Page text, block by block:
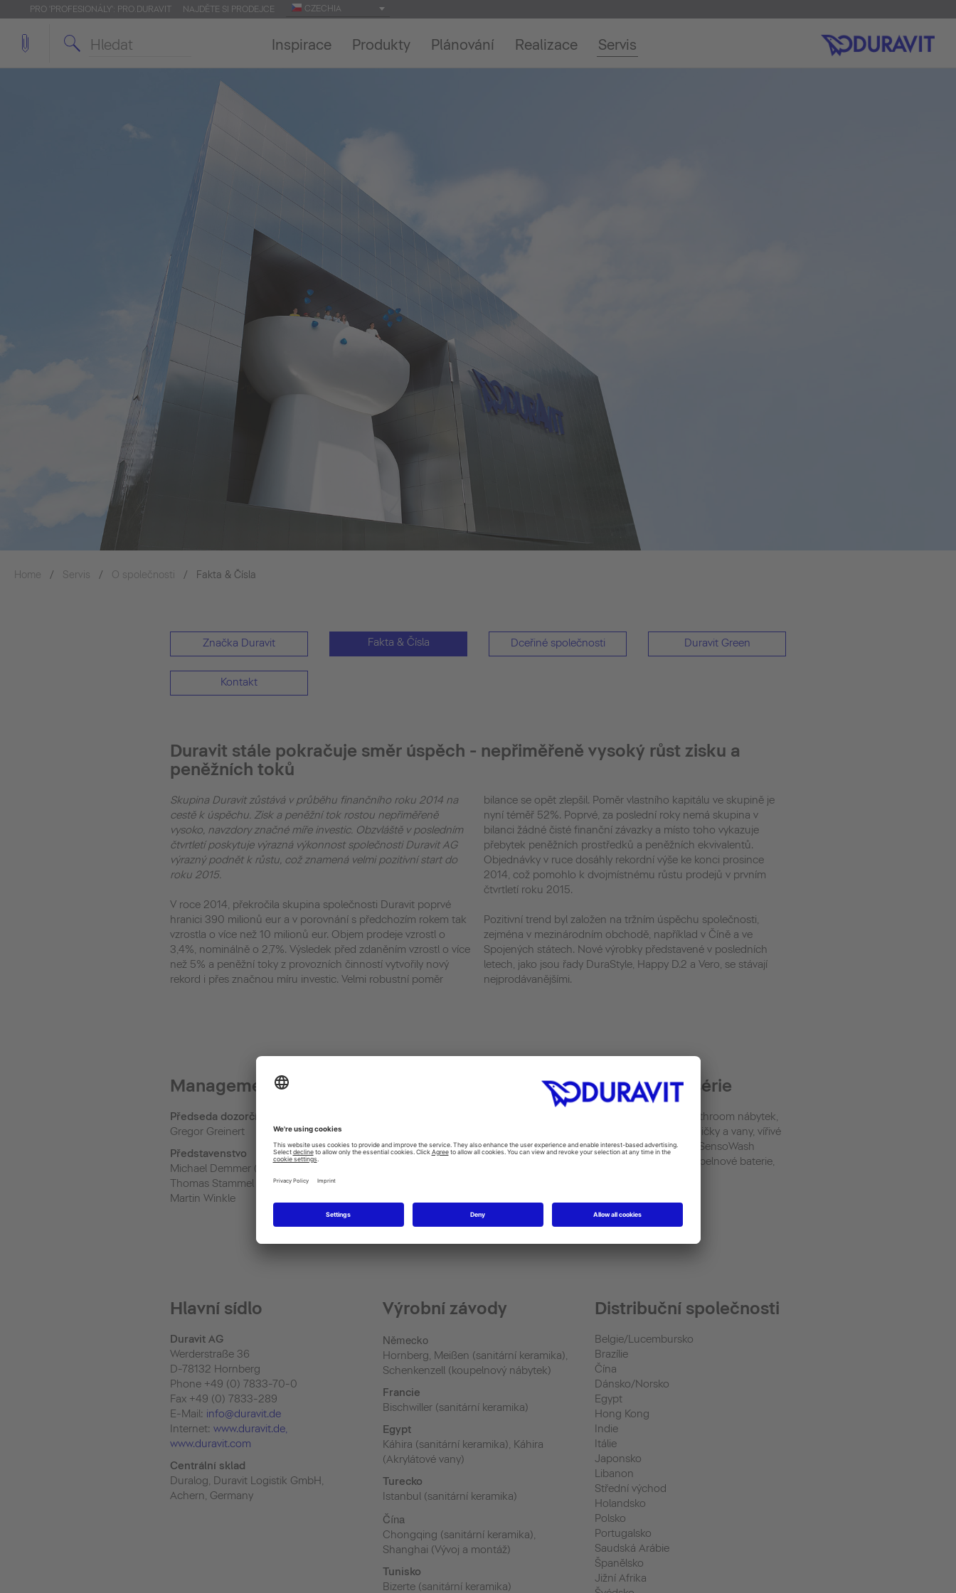
PRO 'PROFESIONÁLY': PRO.DURAVIT NAJDĚTE SI PRODEJCE CZECHIA
Inspirace Produkty Plánování Realizace Servis
Home Servis O společnosti Fakta & Čísla
Značka Duravit Fakta & Čísla Dceřiné společnosti Duravit Green
Kontakt
Duravit stále pokračuje směr úspěch - nepřiměřeně vysoký růst zisku a
peněžních toků
Skupina Duravit zůstává v průběhu finančního roku 2014 na
cestě k úspěchu. Zisk a peněžní tok rostou nepřiměřeně
vysoko, navzdory značné míře investic. Obzvláště v posledním
čtvrtletí poskytuje výrazná výkonnost společnosti Duravit AG
výrazný podnět k růstu, což znamená velmi pozitivní start do
roku 2015.
V roce 2014, překročila skupina společnosti Duravit poprvé
hranici 390 milionů eur a v porovnání s předchozím rokem tak
vzrostla o více než 10 milionů eur. Objem prodeje vzrostl o
3,4%, nominálně o 2,7%. Výsledek před zdaněním vzrostl o více
než 5% a peněžní toky z provozních činností vytvořily nový
rekord i přes značnou míru investic. Velmi robustní poměr
bilance se opět zlepšil. Poměr vlastního kapitálu ve skupině je
nyní téměř 52%. Poprvé, za poslední roky nemá skupina v
bilanci žádné čisté finanční závazky a místo toho vykazuje
přebytek peněžních prostředků a peněžních ekvivalentů.
Objednávky v ruce dosáhly rekordní výše ke konci prosince
2014, což pomohlo k dvojmístnému růstu prodejů v prvním
čtvrtletí roku 2015.
Pozitivní trend byl založen na tržním úspěchu společnosti,
zejména v mezinárodním obchodě, například v Číně a ve
Spojených státech. Nové výrobky představené v posledních
letech, jako jsou řady DuraStyle, Happy D.2 a Vero, se stávají
nejprodávanějšími.
Management
Předseda dozorčí rady
Gregor Greinert
Představenstvo
Michael Demmer (Board chairman)
Thomas Stammel
Martin Winkle
Založení
Produktové série
Sanitární keramika, bathroom nábytek,
doplňky, sprchové vaničky a vany, vířivé
a well-being systémy, SensoWash
bidetová sedátka, koupelnové baterie,
Hlavní sídlo
Duravit AG
Werderstraße 36
D-78132 Hornberg
Phone +49 (0) 7833-70-0
Fax +49 (0) 7833-289
E-Mail: info@duravit.de
Internet: www.duravit.de,
www.duravit.com
Centrální sklad
Duralog, Duravit Logistik GmbH,
Achern, Germany
Výrobní závody
Německo
Hornberg, Meißen (sanitární keramika),
Schenkenzell (koupelnový nábytek)
Francie
Bischwiller (sanitární keramika)
Egypt
Káhira (sanitární keramika), Káhira
(Akrylátové vany)
Turecko
Istanbul (sanitární keramika)
Čína
Chongqing (sanitární keramika),
Shanghai (Vývoj a montáž)
Tunisko
Bizerte (sanitární keramika)
Distribuční společnosti
Belgie/Lucembursko
Brazílie
Čína
Dánsko/Norsko
Egypt
Hong Kong
Indie
Itálie
Japonsko
Libanon
Střední východ
Holandsko
Polsko
Portugalsko
Saudská Arábie
Španělsko
Jižní Afrika